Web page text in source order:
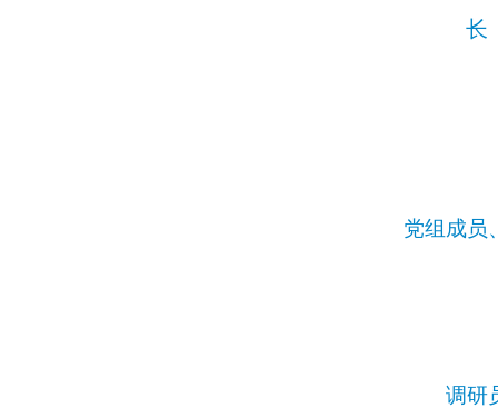
长
党组成员
调研